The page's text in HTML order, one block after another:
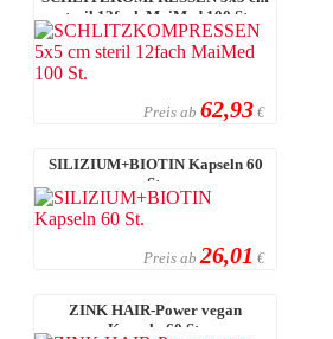
steril 12fach MaiMed 100 St.
Preis ab 62,93 €
SILIZIUM+BIOTIN Kapseln 60
St.
Preis ab 26,01 €
ZINK HAIR-Power vegan
Kapseln 60 St.